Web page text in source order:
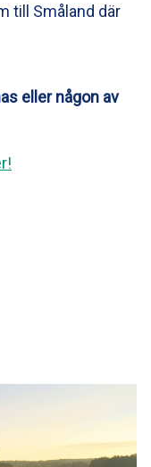
till Småland där
eller någon av